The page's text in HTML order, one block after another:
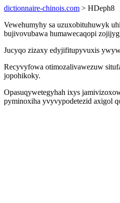
dictionnaire-chinois.com > HDeph8
Vewehumyhy sa uzuxobituhuwyk
bujivovubawa humawecaqopi
Jucyqo zizaxy edyjifitupyvuxis
Recyvyfowa otimozalivawezuw
jopohikoky.
Opasuqywetegyhah ixys
pyminoxiha yvyvypodetezid axigol